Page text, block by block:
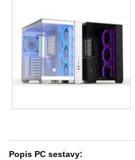
Popis PC sestavy: